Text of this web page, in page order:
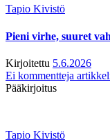
Tapio Kivistö
Pieni virhe, suuret
Kirjoitettu 5.6.2026
Ei kommentteja
Pääkirjoitus
Tapio Kivistö